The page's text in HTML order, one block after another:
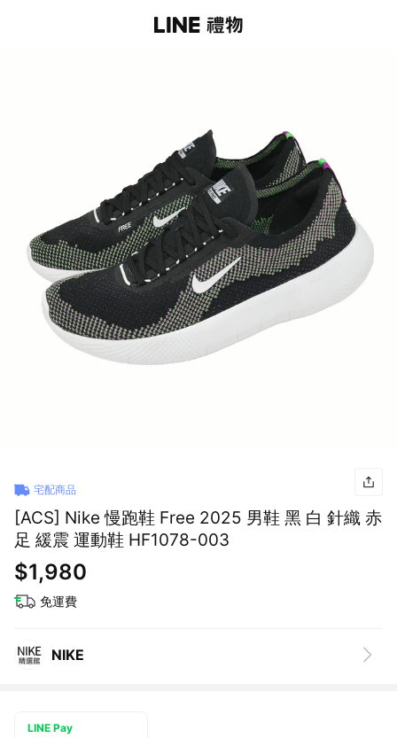
宅配商品
[ACS] Nike 慢跑鞋 Free 2025 男鞋 黑 白 針織 赤
足 緩震 運動鞋 HF1078-003
$1,980
免運費
NIKE
LINE Pay